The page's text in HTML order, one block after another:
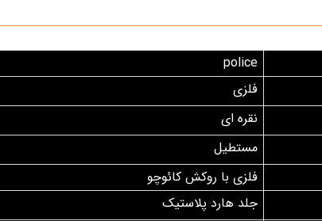
police
فلزی
نقره ای
مستطیل
فلزی با روکش کائوچو
جلد هارد پلاستیک